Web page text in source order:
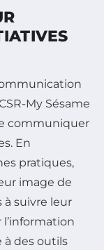
My Sésame
communiquer
En
pratiques,
image de
à suivre leur
à des outils